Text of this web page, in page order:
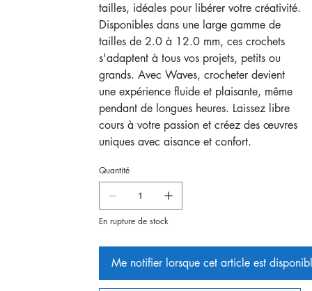
tailles, idéales pour libérer votre créativité.
Disponibles dans une large gamme de
tailles de 2.0 à 12.0 mm, ces crochets
s'adaptent à tous vos projets, petits ou
grands. Avec Waves, crocheter devient
une expérience fluide et plaisante, même
pendant de longues heures. Laissez libre
cours à votre passion et créez des œuvres
uniques avec aisance et confort.
Quantité
En rupture de stock
Me notifier lorsque cet article est